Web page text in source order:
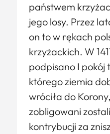
państwem
jego losy. Przez
on to w rękach
krzyżackich. W
podpisano I pokój
którego ziemia
wróciła do
zobligowani
kontrybucji za